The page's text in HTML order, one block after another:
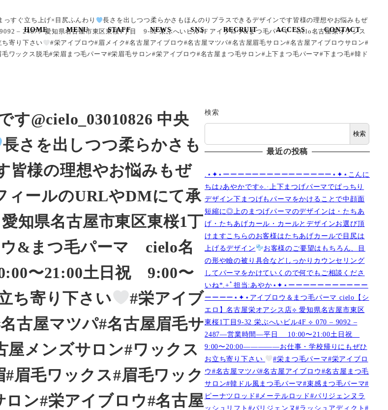
HOME MENU STAFF NEWS SNS RECRUIT ACCESS CONTACT
すぐ立ち上げ×目尻ふんわり
長さを出しつつ柔らかさもほんのりプラスできるデザインです皆様の理想やお悩みもぜ
– 2487▷愛知県名古屋市東区東桜1丁目 9-32 栄ぶへいビル4F アイブロウ&まつ毛パーマ cielo名古屋栄オアシス
寄り下さい
#栄アイブロウ#眉メイク#名古屋アイブロウ#名古屋マツパ#名古屋眉毛サロン#名古屋アイブロウサロン#
ワックス脱毛#栄眉まつ毛パーマ#栄眉毛サロン#栄アイブロウ#名古屋まつ毛サロン#上下まつ毛パーマ#下まつ毛#韓ド
@cielo_03010826 中央
長さを出しつつ柔らかさも
皆様の理想やお悩みもぜ
ィールのURLやDMにて承
知県名古屋市東区東桜1丁
&まつ毛パーマ cielo名
〜21:00土日祝 9:00〜
ち寄り下さい
#栄アイブ
古屋マツパ#名古屋眉毛サ
屋メンズサロン#ワックス
眉毛ワックス#眉毛ワック
ン#栄アイブロウ#名古屋
検索
検索
最近の投稿
.⋆✦⋆ーーーーーーーーーーーーーーー⋆✦⋆こんに
ちは♪あやかです︎⟡.·上下まつげパーマでぱっちり
デザイン下まつげもパーマをかけることで中顔面
短縮に◎上のまつげパーマのデザインは・たちあ
げ・たちあげカール・カールとデザインお選び頂
けますこちらのお客様はたちあげカールで目尻は
上げるデザイン
お客様のご要望はもちろん、目
の形や瞼の被り具合などしっかりカウンセリング
してパーマをかけていくので何でもご相談くださ
いね︎︎︎*.+ﾟ担当:あやか⋆✦⋆ーーーーーーーーーーー
ーーーー⋆✦⋆アイブロウ＆まつ毛パーマ cielo【シ
エロ】名古屋栄オアシス店︎︎⟡ 愛知県名古屋市東区
東桜1丁目9-32 栄ぶへいビル4F ︎︎⟡ 070 – 9092 –
2487—営業時間—平日 10:00〜21:00土日祝
9:00〜20:00—————お仕事・学校帰りにもぜひ
お立ち寄り下さい
#栄まつ毛パーマ#栄アイブロ
ウ#名古屋マツパ#名古屋アイブロウ#名古屋まつ毛
サロン#韓ドル風まつ毛パーマ#束感まつ毛パーマ#
ピーナツロッド#メーテルロッド#パリジェンヌラ
ッシュリフト#パリジェンヌ#ラッシュアディクト#